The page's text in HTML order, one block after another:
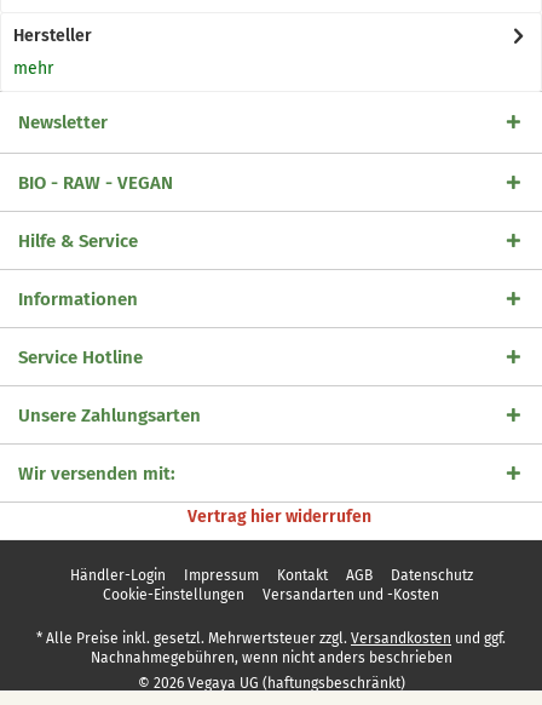
Hersteller
mehr
Newsletter
BIO - RAW - VEGAN
Hilfe & Service
Informationen
Service Hotline
Unsere Zahlungsarten
Wir versenden mit:
Vertrag hier widerrufen
Händler-Login Impressum Kontakt AGB
Datenschutz
Cookie-Einstellungen
Versandarten und -Kosten
* Alle Preise inkl. gesetzl. Mehrwertsteuer zzgl. Versandkosten und ggf.
Nachnahmegebühren, wenn nicht anders beschrieben
© 2026 Vegaya UG (haftungsbeschränkt)